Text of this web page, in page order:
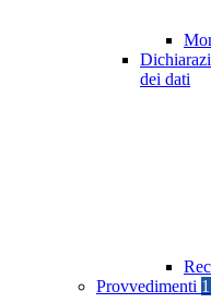
dei dati
Provvedimenti